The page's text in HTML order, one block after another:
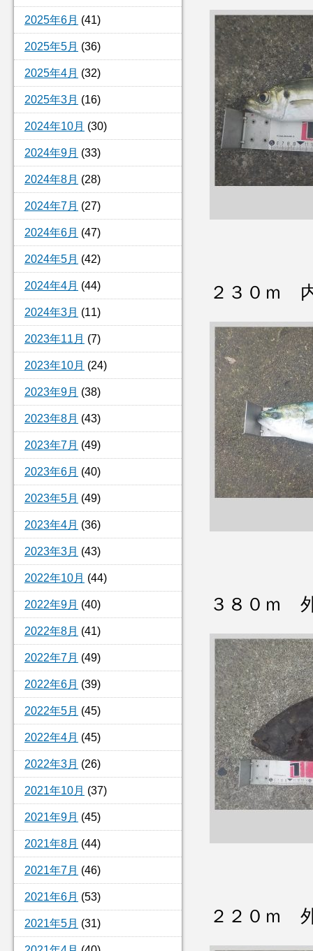
2025年6月 (41)
2025年5月 (36)
2025年4月 (32)
2025年3月 (16)
2024年10月 (30)
2024年9月 (33)
2024年8月 (28)
2024年7月 (27)
2024年6月 (47)
2024年5月 (42)
2024年4月 (44)
2024年3月 (11)
2023年11月 (7)
2023年10月 (24)
2023年9月 (38)
2023年8月 (43)
2023年7月 (49)
2023年6月 (40)
2023年5月 (49)
2023年4月 (36)
2023年3月 (43)
2022年10月 (44)
2022年9月 (40)
2022年8月 (41)
2022年7月 (49)
2022年6月 (39)
2022年5月 (45)
2022年4月 (45)
2022年3月 (26)
2021年10月 (37)
2021年9月 (45)
2021年8月 (44)
2021年7月 (46)
2021年6月 (53)
2021年5月 (31)
２３０ｍ
３８０ｍ
２２０ｍ